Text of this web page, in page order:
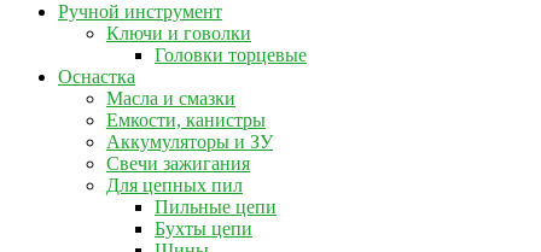
Ручной инструмент
Ключи и говолки
Головки торцевые
Оснастка
Масла и смазки
Емкости, канистры
Аккумуляторы и ЗУ
Свечи зажигания
Для цепных пил
Пильные цепи
Бухты цепи